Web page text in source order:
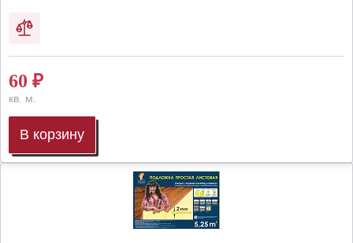
60 ₽
кв. м.
В корзину